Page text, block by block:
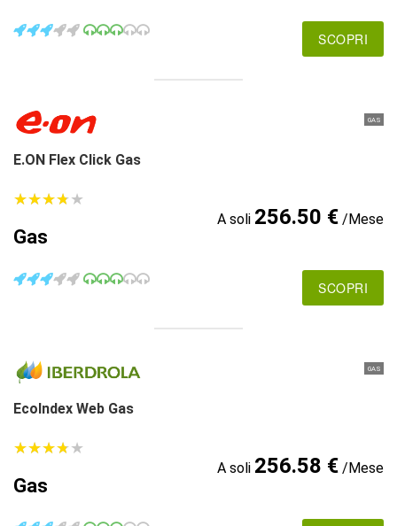
SCOPRI
GAS
E.ON Flex Click Gas
★★★★★
★★★★★
Gas
A soli 256.50 €/Mese
SCOPRI
GAS
EcoIndex Web Gas
★★★★★
★★★★★
Gas
A soli 256.58 €/Mese